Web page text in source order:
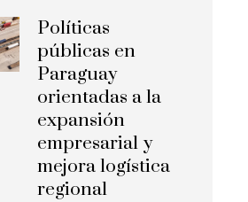
Políticas
públicas en
Paraguay
orientadas a la
expansión
empresarial y
mejora logística
regional